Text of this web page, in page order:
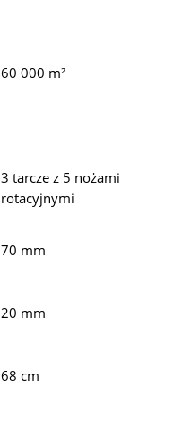
60 000 m²
3 tarcze z 5 nożami
rotacyjnymi
70 mm
20 mm
68 cm